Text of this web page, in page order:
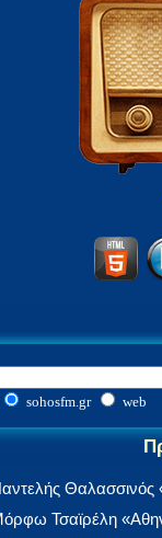
sohosfm.gr web
Θαλασσινός
Τσαϊρέλη